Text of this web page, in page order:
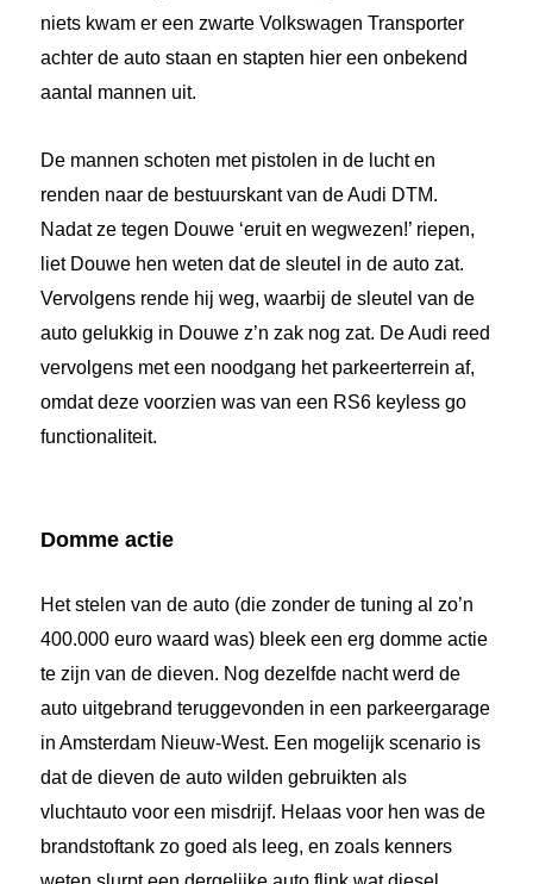
niets kwam er een zwarte Volkswagen Transporter
achter de auto staan en stapten hier een onbekend
aantal mannen uit.
De mannen schoten met pistolen in de lucht en
renden naar de bestuurskant van de Audi DTM.
Nadat ze tegen Douwe ‘eruit en wegwezen!’ riepen,
liet Douwe hen weten dat de sleutel in de auto zat.
Vervolgens rende hij weg, waarbij de sleutel van de
auto gelukkig in Douwe z’n zak nog zat. De Audi reed
vervolgens met een noodgang het parkeerterrein af,
omdat deze voorzien was van een RS6 keyless go
functionaliteit.
Domme actie
Het stelen van de auto (die zonder de tuning al zo’n
400.000 euro waard was) bleek een erg domme actie
te zijn van de dieven. Nog dezelfde nacht werd de
auto uitgebrand teruggevonden in een parkeergarage
in Amsterdam Nieuw-West. Een mogelijk scenario is
dat de dieven de auto wilden gebruikten als
vluchtauto voor een misdrijf. Helaas voor hen was de
brandstoftank zo goed als leeg, en zoals kenners